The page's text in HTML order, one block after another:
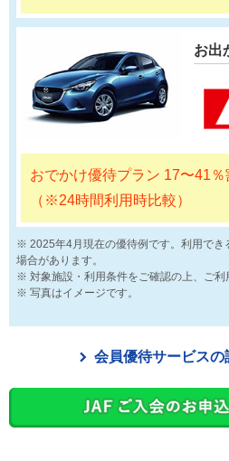
お出
おでかけ優待プラン 17〜41％
（※24時間利用時比較）
2025年4月現在の優待例です。利用で
場合があります。
対象施設・利用条件をご確認の上、ご利
写真はイメージです。
会員優待サービスの